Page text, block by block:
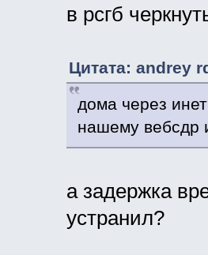
в рсгб
Цитата: andrey
дома через
нашему вебсдр
а задержка
устранил?